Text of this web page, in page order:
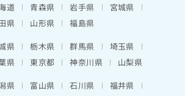
道 青森県 岩手県
宮城県
県
山形県
福島県
県 栃木県 群馬県
埼玉県
県
東京都 神奈川県
山梨県
県 富山県 石川県
福井県